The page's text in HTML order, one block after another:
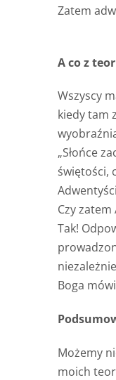
Zatem
A co z
Wszyscy
kiedy tam
„Słońce
świętości,
Czy zatem
Tak!
Boga
Możemy
moich